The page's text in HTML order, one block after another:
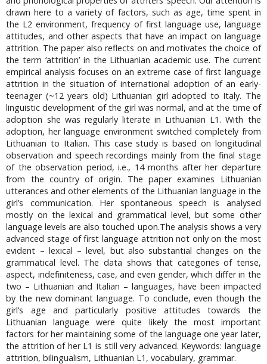
drawn here to a variety of factors, such as age, time spent in
the L2 environment, frequency of first language use, language
attitudes, and other aspects that have an impact on language
attrition. The paper also reflects on and motivates the choice of
the term ‘attrition’ in the Lithuanian academic use. The current
empirical analysis focuses on an extreme case of first language
attrition in the situation of international adoption of an early-
teenager (~12 years old) Lithuanian girl adopted to Italy. The
linguistic development of the girl was normal, and at the time of
adoption she was regularly literate in Lithuanian L1. With the
adoption, her language environment switched completely from
Lithuanian to Italian. This case study is based on longitudinal
observation and speech recordings mainly from the final stage
of the observation period, i.e., 14 months after her departure
from the country of origin. The paper examines Lithuanian
utterances and other elements of the Lithuanian language in the
girl’s communication. Her spontaneous speech is analysed
mostly on the lexical and grammatical level, but some other
language levels are also touched upon.The analysis shows a very
advanced stage of first language attrition not only on the most
evident – lexical – level, but also substantial changes on the
grammatical level. The data shows that categories of tense,
aspect, indefiniteness, case, and even gender, which differ in the
two – Lithuanian and Italian – languages, have been impacted
by the new dominant language. To conclude, even though the
girl’s age and particularly positive attitudes towards the
Lithuanian language were quite likely the most important
factors for her maintaining some of the language one year later,
the attrition of her L1 is still very advanced. Keywords: language
attrition, bilingualism, Lithuanian L1, vocabulary, grammar.